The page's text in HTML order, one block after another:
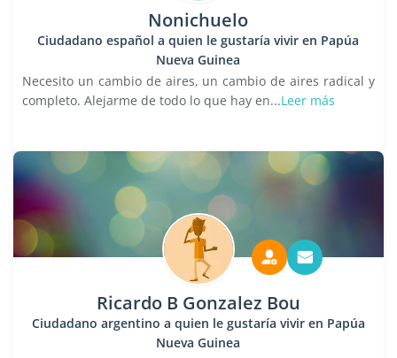
Nonichuelo
Ciudadano español a quien le gustaría vivir en Papúa
Nueva Guinea
Necesito un cambio de aires, un cambio de aires radical y
completo. Alejarme de todo lo que hay en...Leer más
Ricardo B Gonzalez Bou
Ciudadano argentino a quien le gustaría vivir en Papúa
Nueva Guinea